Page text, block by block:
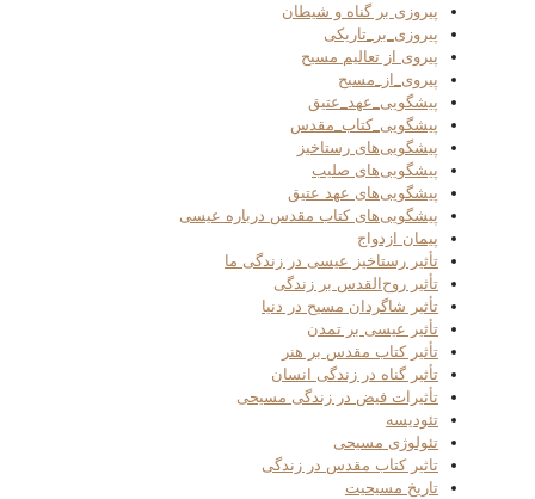
پیروزی بر گناه و شیطان
پیروزی_بر_تاریکی
پیروی از تعالیم مسیح
پیروی_از_مسیح
پیشگویی_عهد_عتیق
پیشگویی_کتاب_مقدس
پیشگویی‌های رستاخیز
پیشگویی‌های صلیب
پیشگویی‌های عهد عتیق
پیشگویی‌های کتاب مقدس درباره عیسی
پیمان ازدواج
تأثیر رستاخیز عیسی در زندگی ما
تأثیر روح‌القدس بر زندگی
تأثیر شاگردان مسیح در دنیا
تأثیر عیسی بر تمدن
تأثیر کتاب مقدس بر هنر
تأثیر گناه در زندگی انسان
تأثیرات فیض در زندگی مسیحی
تئودیسه
تئولوژی مسیحی
تاثیر کتاب مقدس در زندگی
تاریخ مسیحیت